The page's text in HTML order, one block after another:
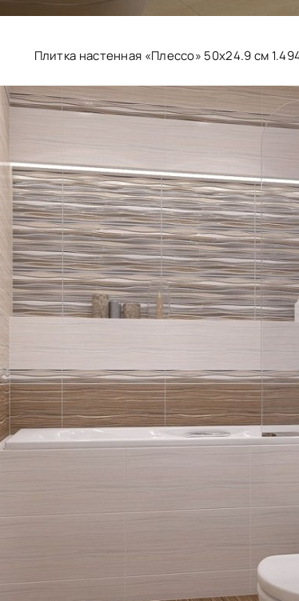
Плитка настенная «Плессо» 50х24.9 см